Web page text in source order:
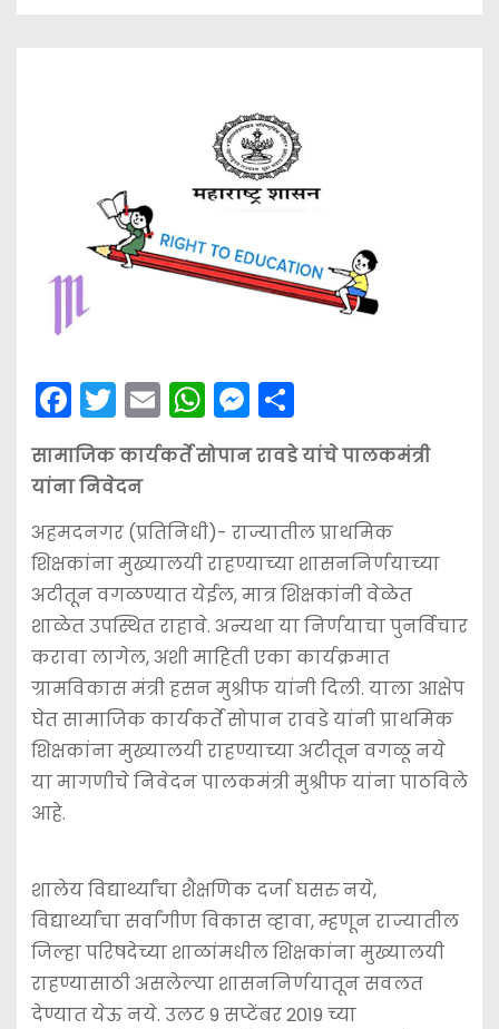
F
a
c
e
b
o
o
k
T
w
itt
er
E
m
ai
W
h
a
A
p
p
M
e
s
e
n
g
er
S
h
ar
सामाजिक कार्यकर्ते सोपान रावडे यांचे पालकमंत्री
यांना निवेदन
अहमदनगर (प्रतिनिधी)- राज्यातील प्राथमिक
शिक्षकांना मुख्यालयी राहण्याच्या शासननिर्णयाच्या
अटीतून वगळण्यात येईल, मात्र शिक्षकांनी वेळेत
शाळेत उपस्थित राहावे. अन्यथा या निर्णयाचा पुनर्विचार
करावा लागेल, अशी माहिती एका कार्यक्रमात
ग्रामविकास मंत्री हसन मुश्रीफ यांनी दिली. याला आक्षेप
घेत सामाजिक कार्यकर्ते सोपान रावडे यांनी प्राथमिक
शिक्षकांना मुख्यालयी राहण्याच्या अटीतून वगळू नये
या मागणीचे निवेदन पालकमंत्री मुश्रीफ यांना पाठविले
आहे.
शालेय विद्यार्थ्यांचा शैक्षणिक दर्जा घसरु नये,
विद्यार्थ्यांचा सर्वांगीण विकास व्हावा, म्हणून राज्यातील
जिल्हा परिषदेच्या शाळांमधील शिक्षकांना मुख्यालयी
राहण्यासाठी असलेल्या शासननिर्णयातून सवलत
देण्यात येऊ नये. उलट 9 सप्टेंबर 2019 च्या